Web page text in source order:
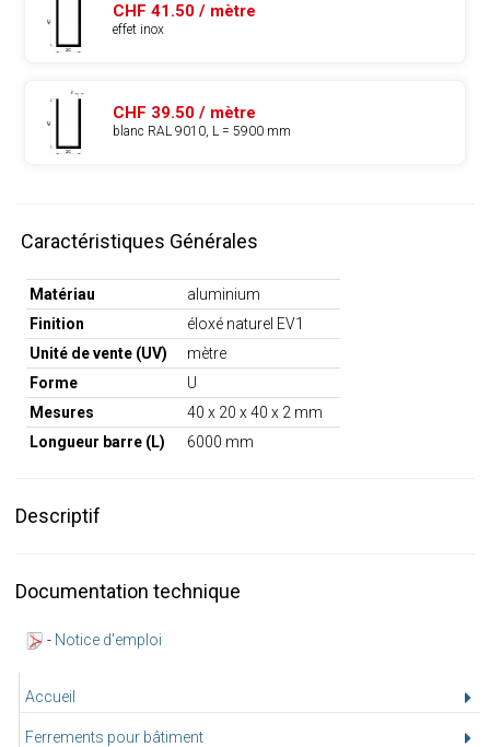
Accueil
Ferrements pour bâtiment
CHF 41.50 / mètre
effet inox
CHF 39.50 / mètre
blanc RAL 9010, L = 5900 mm
Caractéristiques Générales
Matériau
aluminium
Finition
éloxé naturel EV1
Unité de vente (UV)
mètre
Forme
U
Mesures
40 x 20 x 40 x 2 mm
Longueur barre (L)
6000 mm
Descriptif
Documentation technique
- Notice d'emploi